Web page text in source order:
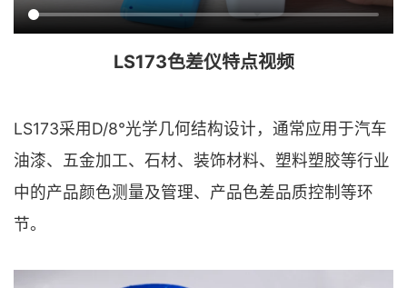
LS173色差仪特点视频
LS173采用D/8°光学几何结构设计，通常应用于汽车
油漆、五金加工、石材、装饰材料、塑料塑胶等行业
中的产品颜色测量及管理、产品色差品质控制等环
节。